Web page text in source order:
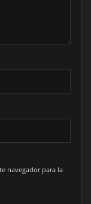
navegador para la